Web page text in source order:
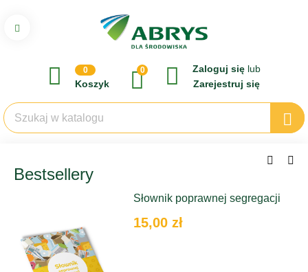
0
Koszyk
0 Zaloguj się lub
Zarejestruj się
Bestsellery
Słownik poprawnej segregacji
15,00 zł